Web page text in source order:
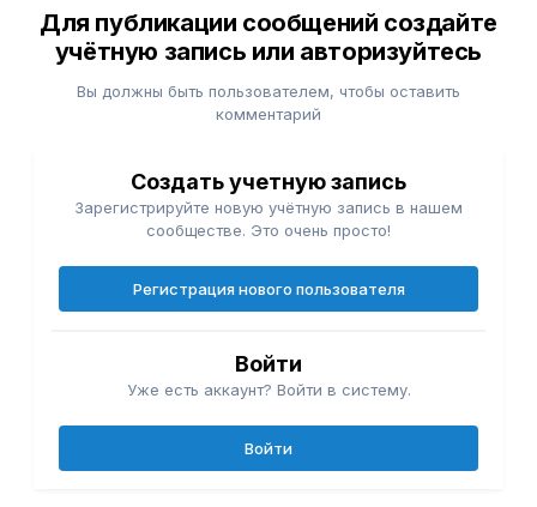
Для публикации сообщений создайте
учётную запись или авторизуйтесь
Вы должны быть пользователем, чтобы оставить
комментарий
Создать учетную запись
Зарегистрируйте новую учётную запись в нашем
сообществе. Это очень просто!
Регистрация нового пользователя
Войти
Уже есть аккаунт? Войти в систему.
Войти